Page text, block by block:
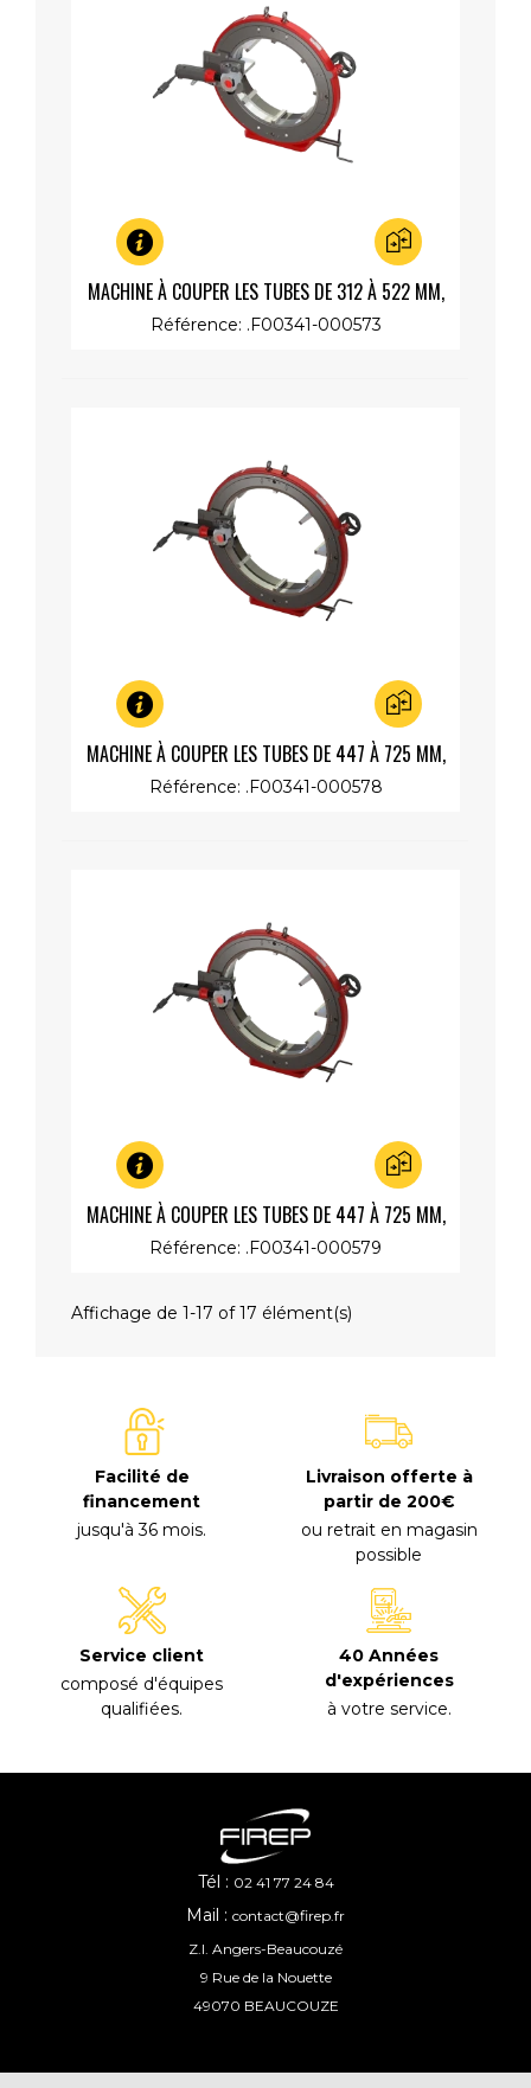
Aperçu rapide
MACHINE À COUPER LES TUBES DE 312 À 522 MM,
MOTEUR RAPIDE 230V 1200W
Référence: .F00341-000573
Aperçu rapide
MACHINE À COUPER LES TUBES DE 447 À 725 MM,
MOTEUR LENT 230V 1200W
Référence: .F00341-000578
Aperçu rapide
MACHINE À COUPER LES TUBES DE 447 À 725 MM,
MOTEUR RAPIDE 230V 1200W
Référence: .F00341-000579
Affichage de 1-17 of 17 élément(s)
Facilité de
financement
jusqu'à 36 mois.
Livraison offerte à
partir de 200€
ou retrait en magasin
possible
Service client
composé d'équipes
qualifiées.
40 Années
d'expériences
à votre service.
Tél : 02 41 77 24 84
Mail : contact@firep.fr
Z.I. Angers-Beaucouzé
9 Rue de la Nouette
49070 BEAUCOUZE